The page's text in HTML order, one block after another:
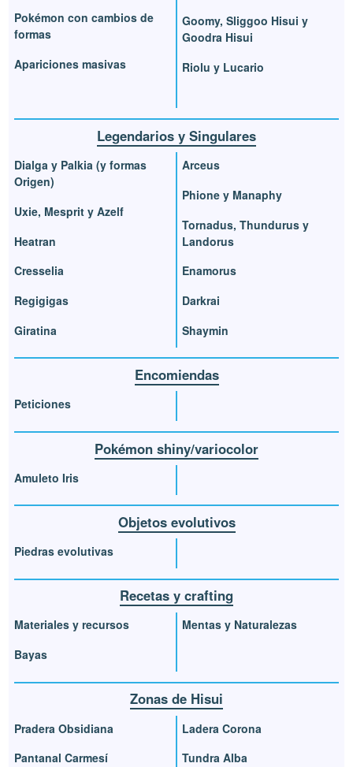
Pokémon con cambios de
formas
Apariciones masivas
Goomy, Sliggoo Hisui y
Goodra Hisui
Riolu y Lucario
Legendarios y Singulares
Dialga y Palkia (y formas
Origen)
Uxie, Mesprit y Azelf
Heatran
Cresselia
Regigigas
Giratina
Arceus
Phione y Manaphy
Tornadus, Thundurus y
Landorus
Enamorus
Darkrai
Shaymin
Encomiendas
Peticiones
Pokémon shiny/variocolor
Amuleto Iris
Objetos evolutivos
Piedras evolutivas
Recetas y crafting
Materiales y recursos
Bayas
Mentas y Naturalezas
Zonas de Hisui
Pradera Obsidiana
Pantanal Carmesí
Ladera Corona
Tundra Alba